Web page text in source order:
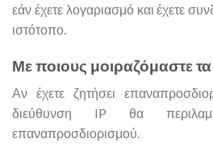
εάν έχετε λογαριασμό και έχετε
ιστότοπο.
Με ποιους μοιραζόμαστε
Αν έχετε ζητήσει
διεύθυνση IP θα
επαναπροσδιορισμού.